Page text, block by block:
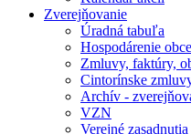
Zverejňovanie
Úradná tabuľa
Hospodárenie obce
Zmluvy, faktúry,
Cintorínske
Archív -
VZN
Verejné